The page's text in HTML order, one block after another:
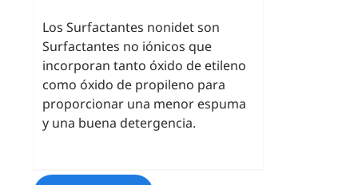
Los Surfactantes nonidet son
Surfactantes no iónicos que
incorporan tanto óxido de etileno
como óxido de propileno para
proporcionar una menor espuma
y una buena detergencia.